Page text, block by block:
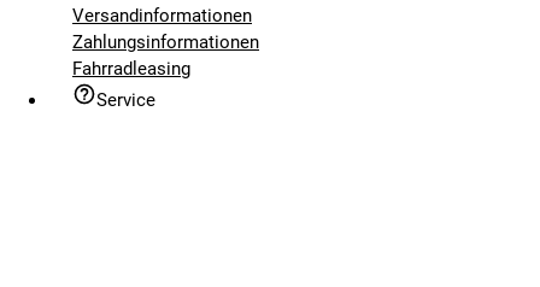
Versandinformationen
Zahlungsinformationen
Fahrradleasing
Service